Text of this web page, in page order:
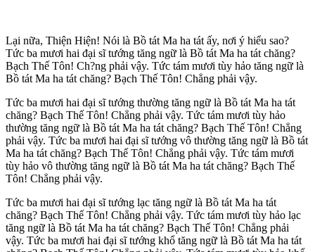
Lại nữa, Thiện Hiện! Nói là Bồ tát Ma ha tát ấy, nơi ý hiểu sao?
Tức ba mươi hai đại sĩ tướng tăng ngữ là Bồ tát Ma ha tát chăng?
Bạch Thế Tôn! Ch?ng phải vậy. Tức tám mươi tùy hảo tăng ngữ là
Bồ tát Ma ha tát chăng? Bạch Thế Tôn! Chẳng phải vậy.
Tức ba mươi hai đại sĩ tướng thường tăng ngữ là Bồ tát Ma ha tát
chăng? Bạch Thế Tôn! Chẳng phải vậy. Tức tám mươi tùy hảo
thường tăng ngữ là Bồ tát Ma ha tát chăng? Bạch Thế Tôn! Chẳng
phải vậy. Tức ba mươi hai đại sĩ tướng vô thường tăng ngữ là Bồ tát
Ma ha tát chăng? Bạch Thế Tôn! Chẳng phải vậy. Tức tám mươi
tùy hảo vô thường tăng ngữ là Bồ tát Ma ha tát chăng? Bạch Thế
Tôn! Chẳng phải vậy.
Tức ba mươi hai đại sĩ tướng lạc tăng ngữ là Bồ tát Ma ha tát
chăng? Bạch Thế Tôn! Chẳng phải vậy. Tức tám mươi tùy hảo lạc
tăng ngữ là Bồ tát Ma ha tát chăng? Bạch Thế Tôn! Chẳng phải
vậy. Tức ba mươi hai đại sĩ tướng khổ tăng ngữ là Bồ tát Ma ha tát